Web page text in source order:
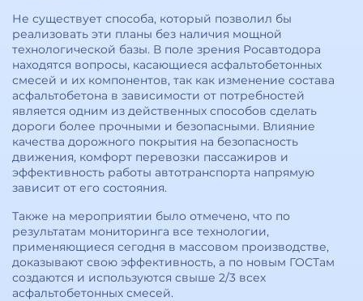
Не существует способа, который позволил бы
реализовать эти планы без наличия мощной
технологической базы. В поле зрения Росавтодора
находятся вопросы, касающиеся асфальтобетонных
смесей и их компонентов, так как изменение состава
асфальтобетона в зависимости от потребностей
является одним из действенных способов сделать
дороги более прочными и безопасными. Влияние
качества дорожного покрытия на безопасность
движения, комфорт перевозки пассажиров и
эффективность работы автотранспорта напрямую
зависит от его состояния.
Также на мероприятии было отмечено, что по
результатам мониторинга все технологии,
применяющиеся сегодня в массовом производстве,
доказывают свою эффективность, а по новым ГОСТам
создаются и используются свыше 2/3 всех
асфальтобетонных смесей.